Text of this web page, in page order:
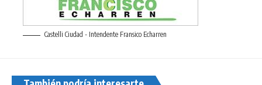
Castelli Ciudad - Intendente Fransico Echarren